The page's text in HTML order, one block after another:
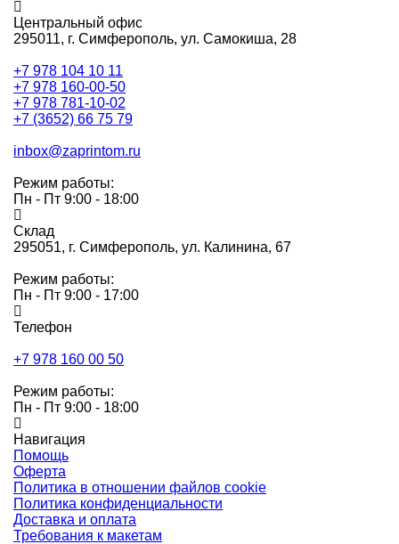
Центральный офис
295011, г. Симферополь, ул. Самокиша, 28
+7 978 104 10 11
+7 978 160-00-50
+7 978 781-10-02
+7 (3652) 66 75 79
inbox@zaprintom.ru
Режим работы:
Пн - Пт 9:00 - 18:00
Склад
295051, г. Симферополь, ул. Калинина, 67
Режим работы:
Пн - Пт 9:00 - 17:00
Телефон
+7 978 160 00 50
Режим работы:
Пн - Пт 9:00 - 18:00
Навигация
Помощь
Оферта
Политика в отношении файлов cookie
Политика конфиденциальности
Доставка и оплата
Требования к макетам